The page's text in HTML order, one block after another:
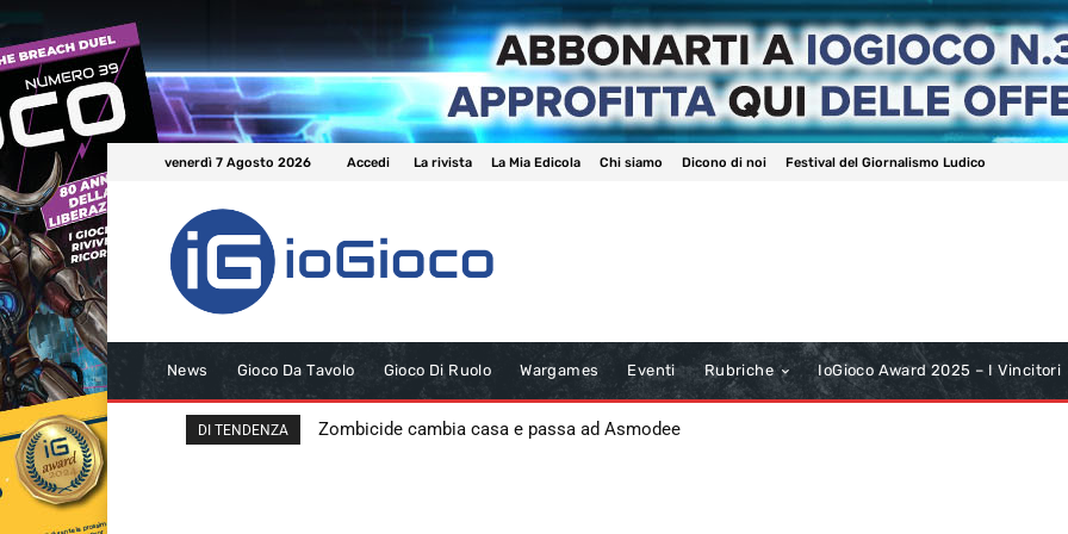
venerdì 7 Agosto 2026 Accedi La rivista La Mia Edicola Chi siamo Dicono di noi Festival del Giornalismo Ludico
News Gioco Da Tavolo Gioco Di Ruolo Wargames Eventi Rubriche IoGioco Award 2025 – I Vincitori
DI TENDENZA Zombicide cambia casa e passa ad Asmodee